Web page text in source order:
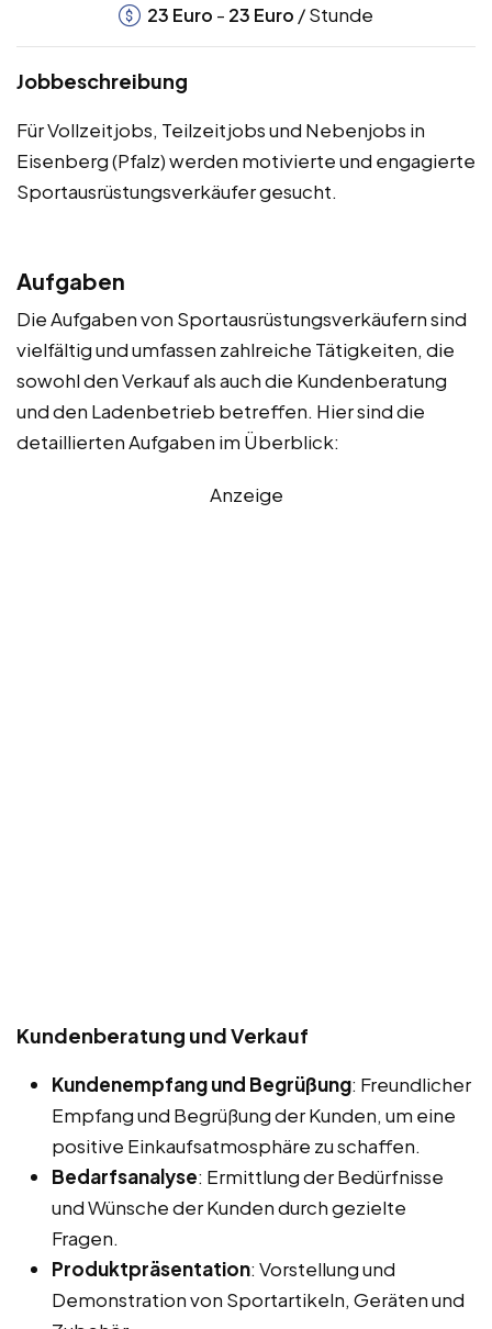
23 Euro - 23 Euro / Stunde
Jobbeschreibung
Für Vollzeitjobs, Teilzeitjobs und Nebenjobs in
Eisenberg (Pfalz) werden motivierte und engagierte
Sportausrüstungsverkäufer gesucht.
Aufgaben
Die Aufgaben von Sportausrüstungsverkäufern sind
vielfältig und umfassen zahlreiche Tätigkeiten, die
sowohl den Verkauf als auch die Kundenberatung
und den Ladenbetrieb betreffen. Hier sind die
detaillierten Aufgaben im Überblick:
Anzeige
Kundenberatung und Verkauf
Kundenempfang und Begrüßung: Freundlicher
Empfang und Begrüßung der Kunden, um eine
positive Einkaufsatmosphäre zu schaffen.
Bedarfsanalyse: Ermittlung der Bedürfnisse
und Wünsche der Kunden durch gezielte
Fragen.
Produktpräsentation: Vorstellung und
Demonstration von Sportartikeln, Geräten und